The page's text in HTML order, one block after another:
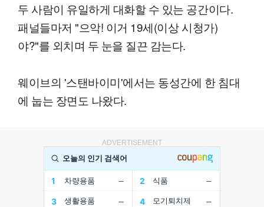
두 사람이 유일하게 대화할 수 있는 공간이다.
패널들마저 "으악! 이거 19세(이상 시청가)
야?"를 외치며 두 눈을 질끈 감는다.
웨이브의 '스탠바이미'에서는 동성간에 한 침대
에 눕는 장면도 나왔다.
ADVERTISEMENT